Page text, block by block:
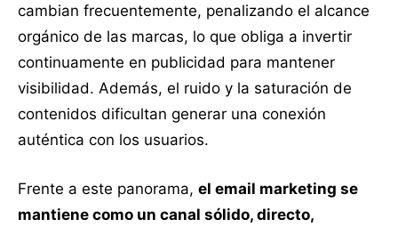
cambian frecuentemente, penalizando el alcance
orgánico de las marcas, lo que obliga a invertir
continuamente en publicidad para mantener
visibilidad. Además, el ruido y la saturación de
contenidos dificultan generar una conexión
auténtica con los usuarios.
Frente a este panorama, el email marketing se
mantiene como un canal sólido, directo,